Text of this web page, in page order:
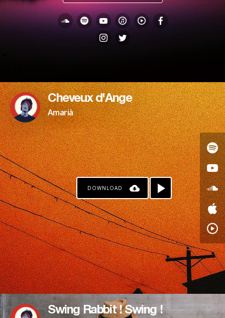
Cheveux d'Ange
Amarià
DOWNLOAD
Swing Rabbit ! Swing !